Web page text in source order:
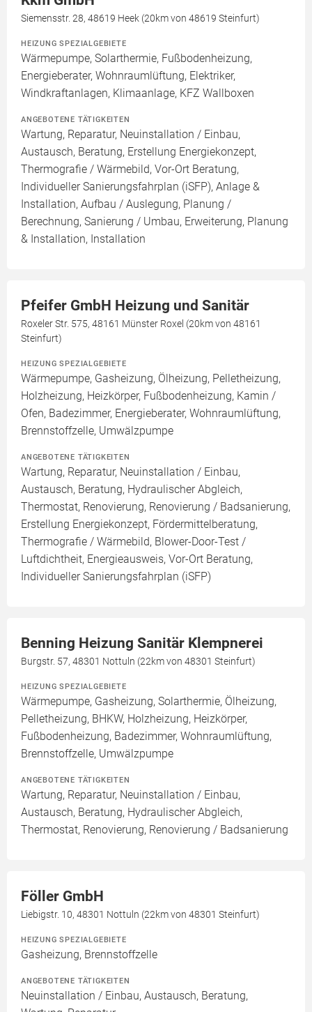
Siemensstr. 28, 48619 Heek (20km von 48619 Steinfurt)
HEIZUNG SPEZIALGEBIETE
Wärmepumpe, Solarthermie, Fußbodenheizung,
Energieberater, Wohnraumlüftung, Elektriker,
Windkraftanlagen, Klimaanlage, KFZ Wallboxen
ANGEBOTENE TÄTIGKEITEN
Wartung, Reparatur, Neuinstallation / Einbau,
Austausch, Beratung, Erstellung Energiekonzept,
Thermografie / Wärmebild, Vor-Ort Beratung,
Individueller Sanierungsfahrplan (iSFP), Anlage &
Installation, Aufbau / Auslegung, Planung /
Berechnung, Sanierung / Umbau, Erweiterung, Planung
& Installation, Installation
Pfeifer GmbH Heizung und Sanitär
Roxeler Str. 575, 48161 Münster Roxel (20km von 48161
Steinfurt)
HEIZUNG SPEZIALGEBIETE
Wärmepumpe, Gasheizung, Ölheizung, Pelletheizung,
Holzheizung, Heizkörper, Fußbodenheizung, Kamin /
Ofen, Badezimmer, Energieberater, Wohnraumlüftung,
Brennstoffzelle, Umwälzpumpe
ANGEBOTENE TÄTIGKEITEN
Wartung, Reparatur, Neuinstallation / Einbau,
Austausch, Beratung, Hydraulischer Abgleich,
Thermostat, Renovierung, Renovierung / Badsanierung,
Erstellung Energiekonzept, Fördermittelberatung,
Thermografie / Wärmebild, Blower-Door-Test /
Luftdichtheit, Energieausweis, Vor-Ort Beratung,
Individueller Sanierungsfahrplan (iSFP)
Benning Heizung Sanitär Klempnerei
Burgstr. 57, 48301 Nottuln (22km von 48301 Steinfurt)
HEIZUNG SPEZIALGEBIETE
Wärmepumpe, Gasheizung, Solarthermie, Ölheizung,
Pelletheizung, BHKW, Holzheizung, Heizkörper,
Fußbodenheizung, Badezimmer, Wohnraumlüftung,
Brennstoffzelle, Umwälzpumpe
ANGEBOTENE TÄTIGKEITEN
Wartung, Reparatur, Neuinstallation / Einbau,
Austausch, Beratung, Hydraulischer Abgleich,
Thermostat, Renovierung, Renovierung / Badsanierung
Föller GmbH
Liebigstr. 10, 48301 Nottuln (22km von 48301 Steinfurt)
HEIZUNG SPEZIALGEBIETE
Gasheizung, Brennstoffzelle
ANGEBOTENE TÄTIGKEITEN
Neuinstallation / Einbau, Austausch, Beratung,